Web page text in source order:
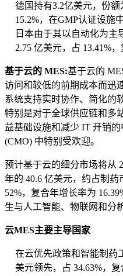
德国持有3.2亿美元，份
15.2%，在GMP认证设施
日本由于其以自动化为主
2.75 亿美元，占 13.41%
基于云的 MES:基于云的
访问和较低的前期成本而迅
系统支持实时协作、简化的
特别是对于全球供应链和多
益基础设施和减少 IT 开销
(CMO) 中特别受欢迎。
预计基于云的细分市场将从
年的 40.6 亿美元，约占制
52%，复合年增长率为
生与人工智能、物联网和分
云MES主要主导国家
在云优先政策和智能制药
美元领先，占 34.63%，复